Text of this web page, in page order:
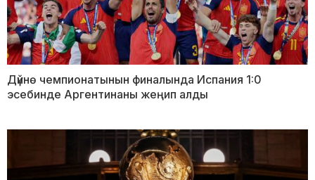
Дүйнө чемпионатынын финалында Испания 1:0
эсебинде Аргентинаны жеңип алды